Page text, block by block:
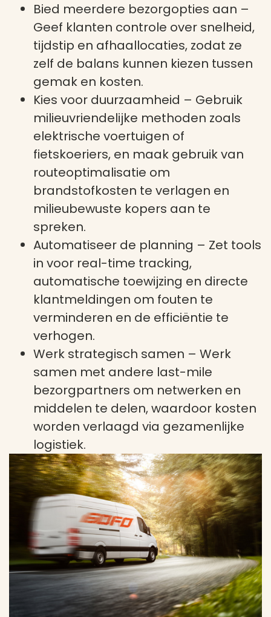
Bied meerdere bezorgopties aan –
Geef klanten controle over snelheid,
tijdstip en afhaallocaties, zodat ze
zelf de balans kunnen kiezen tussen
gemak en kosten.
Kies voor duurzaamheid – Gebruik
milieuvriendelijke methoden zoals
elektrische voertuigen of
fietskoeriers, en maak gebruik van
routeoptimalisatie om
brandstofkosten te verlagen en
milieubewuste kopers aan te
spreken.
Automatiseer de planning – Zet tools
in voor real-time tracking,
automatische toewijzing en directe
klantmeldingen om fouten te
verminderen en de efficiëntie te
verhogen.
Werk strategisch samen – Werk
samen met andere last-mile
bezorgpartners om netwerken en
middelen te delen, waardoor kosten
worden verlaagd via gezamenlijke
logistiek.